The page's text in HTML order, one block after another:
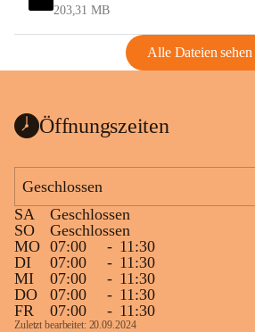
203,31 MB
Alle Dateien sehen
Öffnungszeiten
Geschlossen
SA
Geschlossen
SO
Geschlossen
MO 07:00 - 11:30
DI
07:00 - 11:30
MI
07:00 - 11:30
DO
07:00 - 11:30
FR
07:00 - 11:30
Zuletzt bearbeitet: 20.09.2024